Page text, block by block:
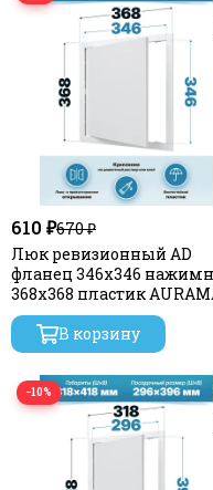
610 ₽670 ₽
Люк ревизионный AD
фланец 346х346
368х368 пластик
В корзину
−10%